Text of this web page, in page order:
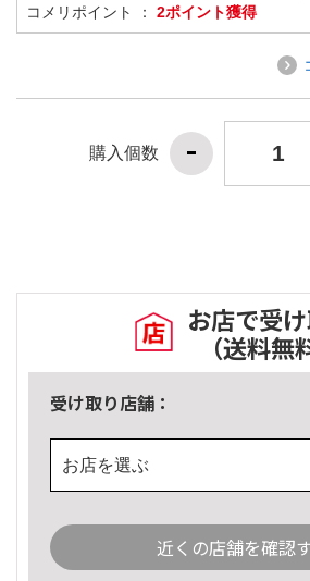
コメリポイント ： 2ポイント獲得
購入個数
お店で受
（送料無
受け取り店舗：
お店を選ぶ
近くの店舗を確認